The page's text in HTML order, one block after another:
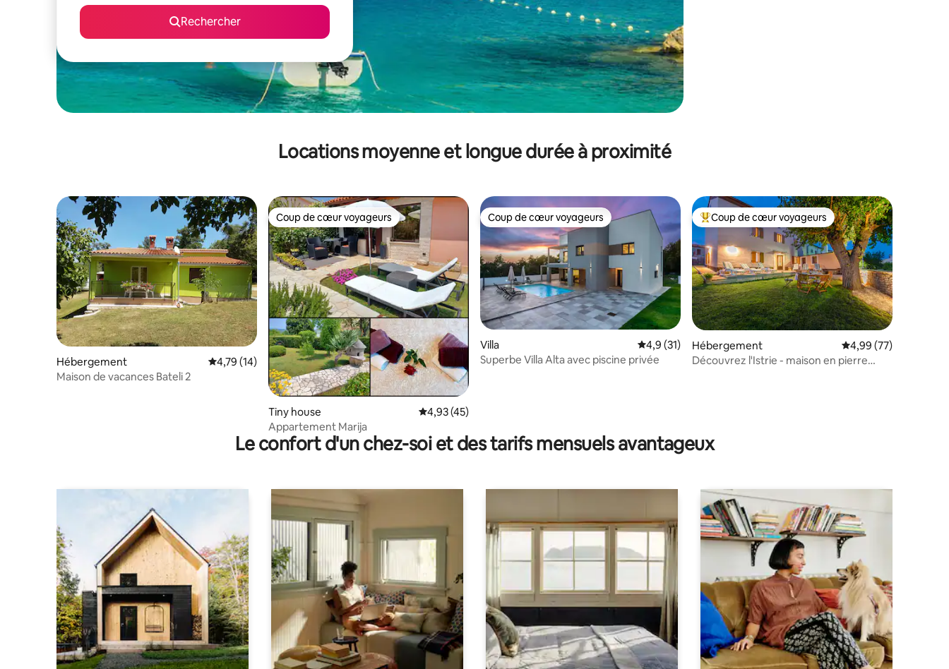
Rechercher
Locations moyenne et longue durée à proximité
Hébergement Évaluation moyenne sur la base de 14 commentaires : 4,79 sur 5
4,79 (14)
Maison de vacances Bateli 2
Coup de cœur voyageurs
Coup de cœur voyageurs
Tiny house Évaluation moyenne sur la base de 45 commentaires : 4,93 sur 5
4,93 (45)
Appartement Marija
Coup de cœur voyageurs
Coup de cœur voyageurs
Villa Évaluation moyenne sur la base de 31 commentaires : 4,9 sur 5
4,9 (31)
Superbe Villa Alta avec piscine privée
Coups de cœur voyageurs les plus appréciés
Coup de cœur voyageurs
Hébergement Évaluation moyenne
4,99 (77)
Découvrez l'Istrie - maison en pierre
Le confort d'un chez-soi et des tarifs mensuels avantageux